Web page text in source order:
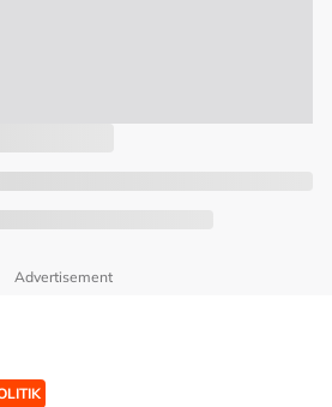
Advertisement